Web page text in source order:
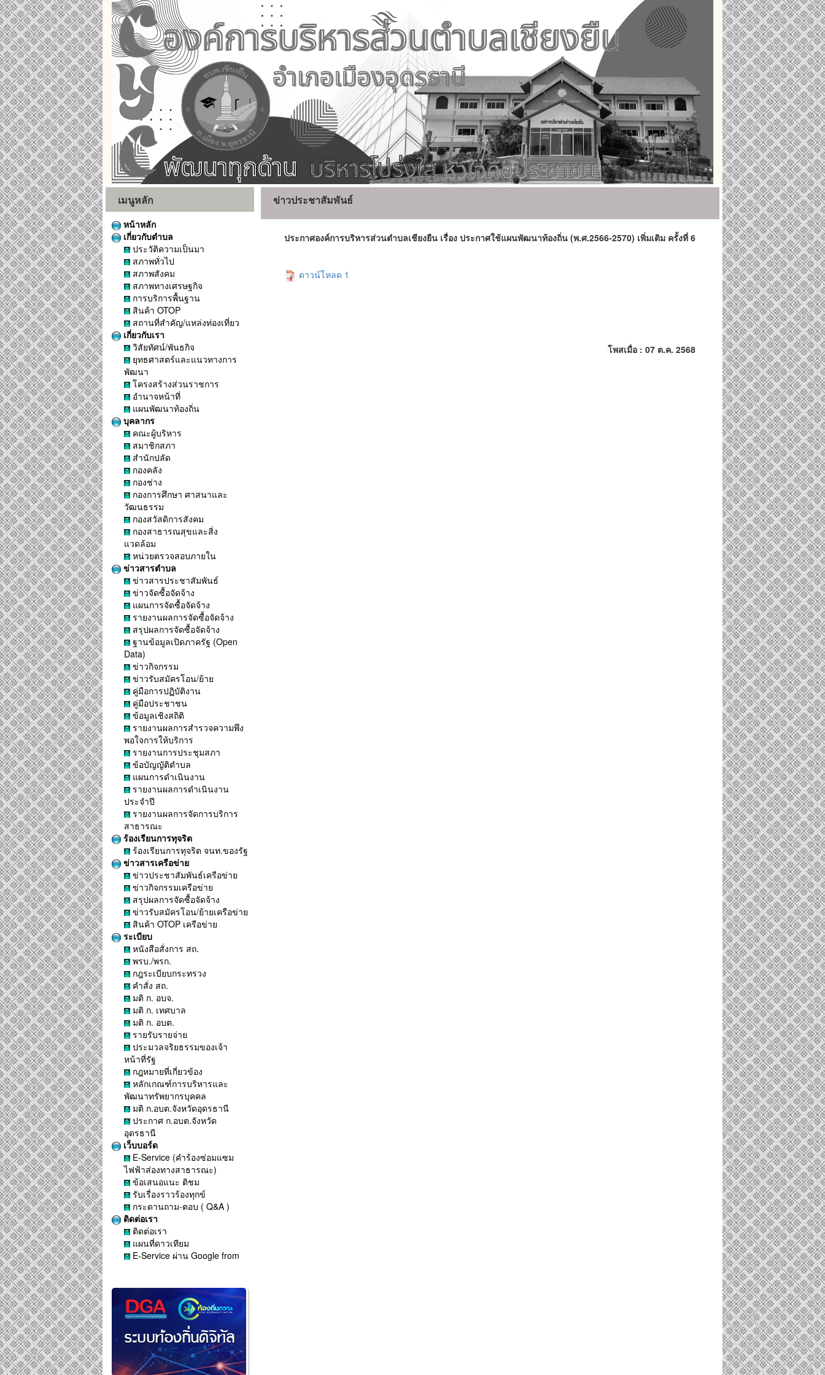
เมนูหลัก
หน้าหลัก
เกี่ยวกับตำบล
ประวัติความเป็นมา
สภาพทั่วไป
สภาพสังคม
สภาพทางเศรษฐกิจ
การบริการพื้นฐาน
สินค้า OTOP
สถานที่สำคัญ/แหล่งท่องเที่ยว
เกี่ยวกับเรา
วิสัยทัศน์/พันธกิจ
ยุทธศาสตร์และแนวทางการ
พัฒนา
โครงสร้างส่วนราชการ
อำนาจหน้าที่
แผนพัฒนาท้องถิ่น
บุคลากร
คณะผู้บริหาร
สมาชิกสภา
สำนักปลัด
กองคลัง
กองช่าง
กองการศึกษา ศาสนาและ
วัฒนธรรม
กองสวัสดิการสังคม
กองสาธารณสุขและสิ่ง
แวดล้อม
หน่วยตรวจสอบภายใน
ข่าวสารตำบล
ข่าวสารประชาสัมพันธ์
ข่าวจัดซื้อจัดจ้าง
แผนการจัดซื้อจัดจ้าง
รายงานผลการจัดซื้อจัดจ้าง
สรุปผลการจัดซื้อจัดจ้าง
ฐานข้อมูลเปิดภาครัฐ (Open
Data)
ข่าวกิจกรรม
ข่าวรับสมัครโอน/ย้าย
คู่มือการปฏิบัติงาน
คู่มือประชาชน
ข้อมูลเชิงสถิติ
รายงานผลการสำรวจความพึง
พอใจการให้บริการ
รายงานการประชุมสภา
ข้อบัญญัติตำบล
แผนการดำเนินงาน
รายงานผลการดำเนินงาน
ประจำปี
รายงานผลการจัดการบริการ
สาธารณะ
ร้องเรียนการทุจริต
ร้องเรียนการทุจริต จนท.ของรัฐ
ข่าวสารเครือข่าย
ข่าวประชาสัมพันธ์เครือข่าย
ข่าวกิจกรรมเครือข่าย
สรุปผลการจัดซื้อจัดจ้าง
ข่าวรับสมัครโอน/ย้ายเครือข่าย
สินค้า OTOP เครือข่าย
ระเบียบ
หนังสือสั่งการ สถ.
พรบ./พรก.
กฎระเบียบกระทรวง
คำสั่ง สถ.
มติ ก. อบจ.
มติ ก. เทศบาล
มติ ก. อบต.
รายรับรายจ่าย
ประมวลจริยธรรมของเจ้า
หน้าที่รัฐ
กฎหมายที่เกี่ยวข้อง
หลักเกณฑ์การบริหารและ
พัฒนาทรัพยากรบุคคล
มติ ก.อบต.จังหวัดอุดรธานี
ประกาศ ก.อบต.จังหวัด
อุดรธานี
เว็บบอร์ด
E-Service (คำร้องซ่อมแซม
ไฟฟ้าส่องทางสาธารณะ)
ข้อเสนอแนะ ติชม
รับเรื่องราวร้องทุกข์
กระดานถาม-ตอบ ( Q&A )
ติดต่อเรา
ติดต่อเรา
แผนที่ดาวเทียม
E-Service ผ่าน Google from
ข่าวประชาสัมพันธ์
ประกาศองค์การบริหารส่วนตำบลเชียงยืน เรื่อง ประกาศใช้แผนพัฒนาท้องถิ่น (พ.ศ.2566-2570) เพิ่มเติม ครั้งที่ 6
ดาวน์โหลด 1
โพสเมื่อ : 07 ต.ค. 2568